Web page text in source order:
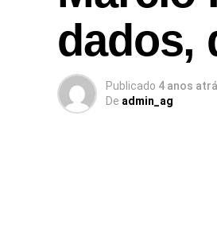
dados,
Publicado 4 anos
De admin_ag